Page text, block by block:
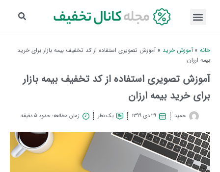
خانه » آموزش خرید » آموزش تصویری استفاده از کد تخفیف بیمه بازار برای خرید
بیمه ارزان
آموزش تصویری استفاده از کد تخفیف بیمه بازار
برای خرید بیمه ارزان
حمید ۲۹ دی ۱۳۹۹ یک نظر زمان مطالعه: حدود 5 دقیقه